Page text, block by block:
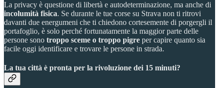
La privacy è questione di libertà e autodeterminazione, ma anche di
incolumità fisica. Se durante le tue corse su Strava non ti ritrovi
davanti due energumeni che ti chiedono cortesemente di porgergli il
portafoglio, è solo perché fortunatamente la maggior parte delle
persone sono troppo sceme o troppo pigre per capire quanto sia
facile oggi identificare e trovare le persone in strada.
La tua città è pronta per la rivoluzione dei 15 minuti?